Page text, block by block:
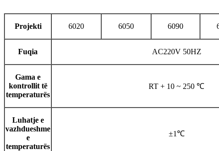
Projekti 6020 6050 6090
Fuqia AC220V 50HZ
Gama e
kontrollit të
temperaturës
RT + 10 ~ 250 ℃
Luhatje e
vazhdueshme
e
temperaturës
±1℃